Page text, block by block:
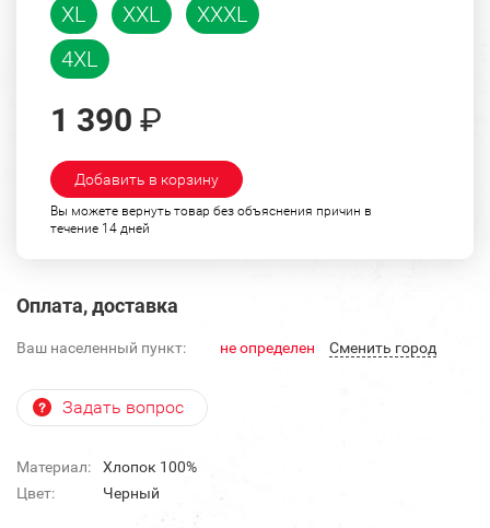
XL
XXL
XXXL
4XL
1 390 ₽
Добавить в корзину
Вы можете вернуть товар без объяснения причин в
течение 14 дней
Оплата, доставка
Ваш населенный пункт: не определен Cменить город
Задать вопрос
Материал:
Хлопок 100%
Цвет:
Черный